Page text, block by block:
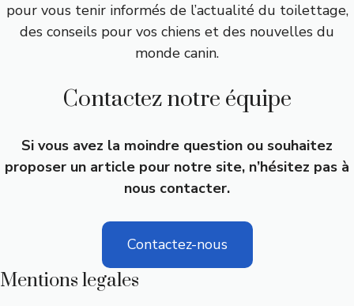
pour vous tenir informés de l’actualité du toilettage,
des conseils pour vos chiens et des nouvelles du
monde canin.
Contactez notre équipe
Si vous avez la moindre question ou souhaitez
proposer un article pour notre site, n’hésitez pas à
nous contacter.
Contactez-nous
Mentions legales